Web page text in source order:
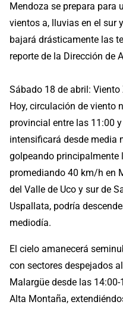
Mendoza se prepara para
vientos a, lluvias en el sur
bajará drásticamente las
reporte de la Dirección de
Sábado 18 de abril:
Hoy, circulación de viento
provincial entre las 11:00
intensificará desde media
golpeando principalmente
promediando 40 km/h en
del Valle de Uco y sur de
Uspallata, podría
mediodía.
El cielo amanecerá
con sectores despejados
Malargüe desde las
Alta Montaña,